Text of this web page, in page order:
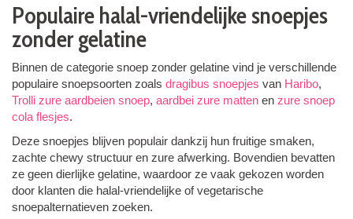
Populaire halal-vriendelijke snoepjes
zonder gelatine
Binnen de categorie snoep zonder gelatine vind je verschillende
populaire snoepsoorten zoals dragibus snoepjes van Haribo,
Trolli zure aardbeien snoep, aardbei zure matten en zure snoep
cola flesjes.
Deze snoepjes blijven populair dankzij hun fruitige smaken,
zachte chewy structuur en zure afwerking. Bovendien bevatten
ze geen dierlijke gelatine, waardoor ze vaak gekozen worden
door klanten die halal-vriendelijke of vegetarische
snoepalternatieven zoeken.